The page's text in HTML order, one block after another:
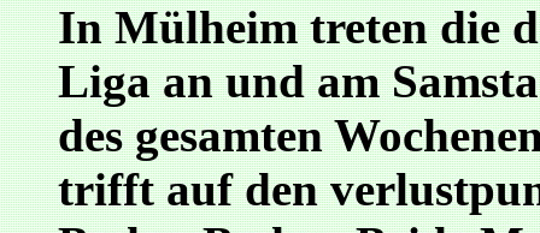
In Mülheim treten die
Liga an und am
des gesamten
trifft auf den